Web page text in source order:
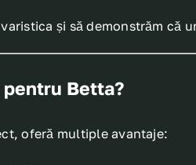
și să demonstrăm
pentru Betta?
oferă multiple avantaje: